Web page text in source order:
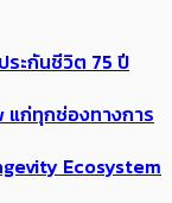
ระกันชีวิต 75 ปี
ก่ทุกช่องทางการ
Ecosystem